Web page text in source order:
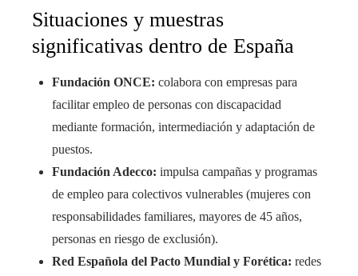
Situaciones y muestras
significativas dentro de España
Fundación ONCE: colabora con empresas para
facilitar empleo de personas con discapacidad
mediante formación, intermediación y adaptación de
puestos.
Fundación Adecco: impulsa campañas y programas
de empleo para colectivos vulnerables (mujeres con
responsabilidades familiares, mayores de 45 años,
personas en riesgo de exclusión).
Red Española del Pacto Mundial y Forética: redes